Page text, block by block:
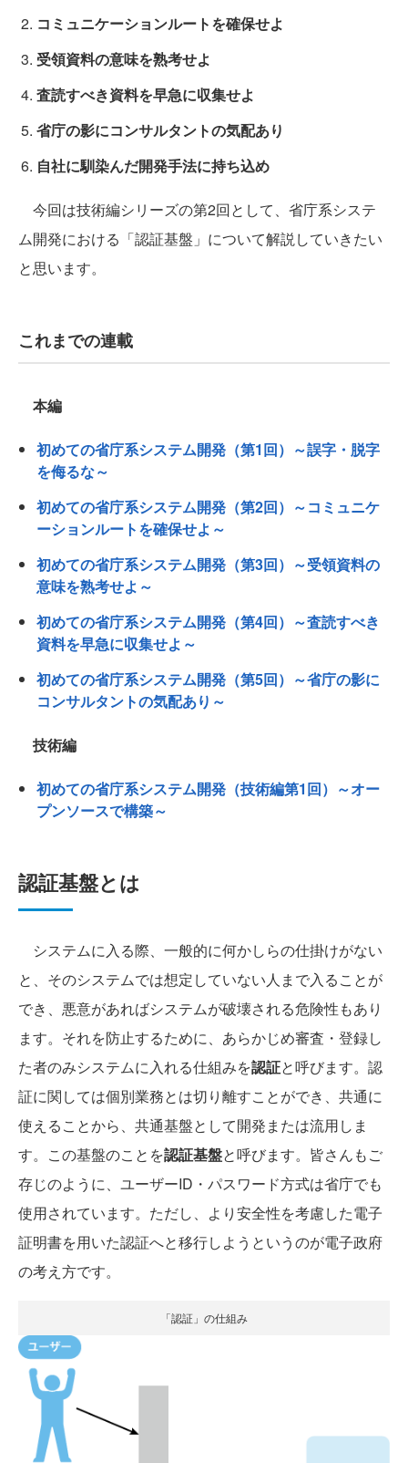
コミュニケーションルートを確保せよ
受領資料の意味を熟考せよ
査読すべき資料を早急に収集せよ
省庁の影にコンサルタントの気配あり
自社に馴染んだ開発手法に持ち込め
今回は技術編シリーズの第2回として、省庁系システ
ム開発における「認証基盤」について解説していきたい
と思います。
これまでの連載
本編
初めての省庁系システム開発（第1回）～誤字・脱字
を侮るな～
初めての省庁系システム開発（第2回）～コミュニケ
ーションルートを確保せよ～
初めての省庁系システム開発（第3回）～受領資料の
意味を熟考せよ～
初めての省庁系システム開発（第4回）～査読すべき
資料を早急に収集せよ～
初めての省庁系システム開発（第5回）～省庁の影に
コンサルタントの気配あり～
技術編
初めての省庁系システム開発（技術編第1回）～オー
プンソースで構築～
認証基盤とは
システムに入る際、一般的に何かしらの仕掛けがない
と、そのシステムでは想定していない人まで入ることが
でき、悪意があればシステムが破壊される危険性もあり
ます。それを防止するために、あらかじめ審査・登録し
た者のみシステムに入れる仕組みを認証と呼びます。認
証に関しては個別業務とは切り離すことができ、共通に
使えることから、共通基盤として開発または流用しま
す。この基盤のことを認証基盤と呼びます。皆さんもご
存じのように、ユーザーID・パスワード方式は省庁でも
使用されています。ただし、より安全性を考慮した電子
証明書を用いた認証へと移行しようというのが電子政府
の考え方です。
「認証」の仕組み